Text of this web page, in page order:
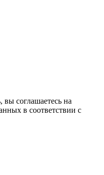
соглашаетесь на
в соответствии с